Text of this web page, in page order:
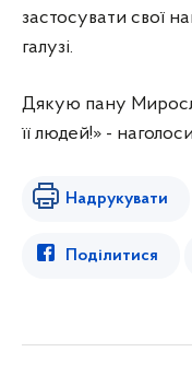
застосувати свої
галузі.
Дякую пану
її людей!» -
Надрукувати
Поділитися